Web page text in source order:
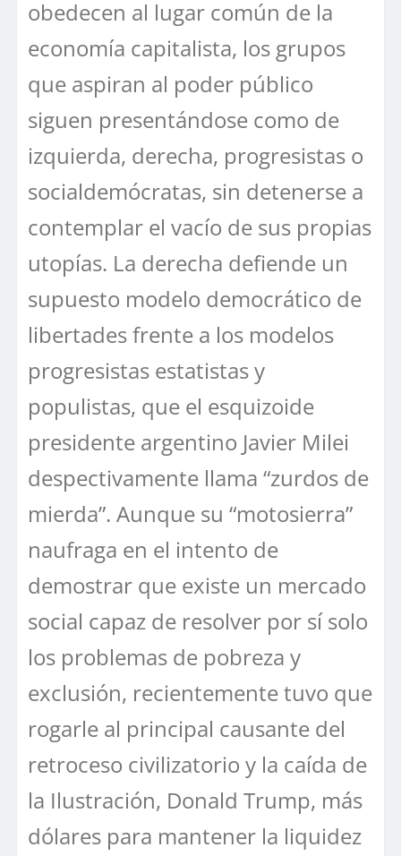
obedecen al lugar común de la
economía capitalista, los grupos
que aspiran al poder público
siguen presentándose como de
izquierda, derecha, progresistas o
socialdemócratas, sin detenerse a
contemplar el vacío de sus propias
utopías. La derecha defiende un
supuesto modelo democrático de
libertades frente a los modelos
progresistas estatistas y
populistas, que el esquizoide
presidente argentino Javier Milei
despectivamente llama “zurdos de
mierda”. Aunque su “motosierra”
naufraga en el intento de
demostrar que existe un mercado
social capaz de resolver por sí solo
los problemas de pobreza y
exclusión, recientemente tuvo que
rogarle al principal causante del
retroceso civilizatorio y la caída de
la Ilustración, Donald Trump, más
dólares para mantener la liquidez